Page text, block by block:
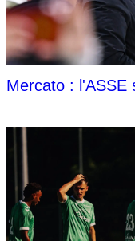
Mercato : l'ASSE